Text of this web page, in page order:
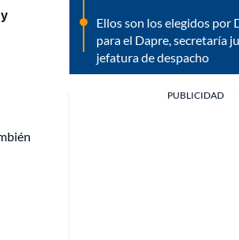
Ellos son los elegidos por
para el Dapre, secretaría
jefatura de despacho
PUBLICIDAD